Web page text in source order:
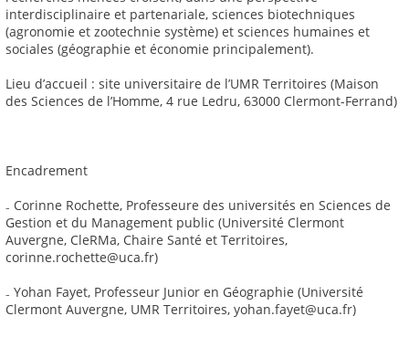
interdisciplinaire et partenariale, sciences biotechniques
(agronomie et zootechnie système) et sciences humaines et
sociales (géographie et économie principalement).
Lieu d’accueil : site universitaire de l’UMR Territoires (Maison
des Sciences de l’Homme, 4 rue Ledru, 63000 Clermont-Ferrand)
Encadrement
₋ Corinne Rochette, Professeure des universités en Sciences de
Gestion et du Management public (Université Clermont
Auvergne, CleRMa, Chaire Santé et Territoires,
corinne.rochette@uca.fr)
₋ Yohan Fayet, Professeur Junior en Géographie (Université
Clermont Auvergne, UMR Territoires, yohan.fayet@uca.fr)